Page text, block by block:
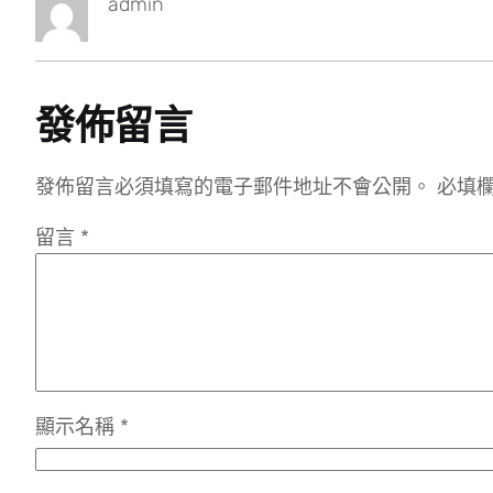
發佈留言
發佈留言必須填寫的電子郵件地址不會公開。 必填
留言 *
顯示名稱 *